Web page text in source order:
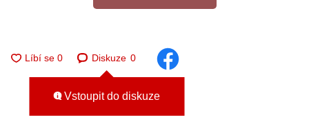
Diskuze 0
Vstoupit do diskuze